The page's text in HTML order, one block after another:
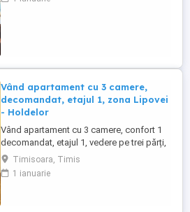
Pietros, pe strada Godeanu, într-o zonă
Vând apartament cu 3 camere,
decomandat, etajul 1, zona Lipovei
- Holdelor
Vând apartament cu 3 camere, confort 1
decomandat, etajul 1, vedere pe trei părți,
două băi , trei balcoane ( doua balcoane
plus o logie),S-72 mp, gaz, parchet,
faianță, gresie, termopane, izolație
Timisoara, Timis
1 ianuarie